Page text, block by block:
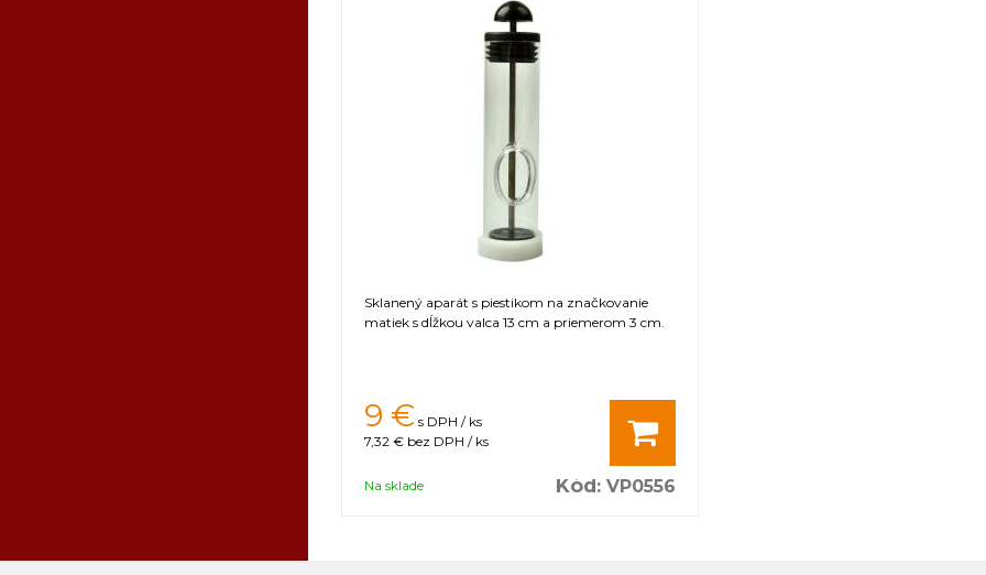
Sklanený aparát s piestikom na značkovanie
matiek s dĺžkou valca 13 cm a priemerom 3 cm.
9 € s DPH / ks
7,32 € bez DPH / ks
Na sklade Kód: VP0556